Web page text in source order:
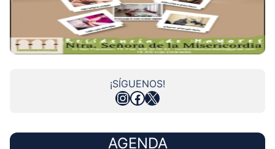
¡SÍGUENOS!
Instagram
Facebook
X
AGENDA